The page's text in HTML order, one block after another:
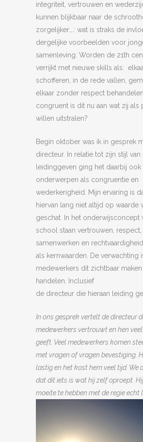
integriteit, vertrouwen en
kunnen blijkbaar naar de
zorgelijker….: wat is straks de
dergelijke voorbeelden voor
samenleving. Worden de 21th
verrijkt met nieuwe skills als:
schofferen, in de rede vallen,
elkaar zonder respect
congruent is dit nu aan wat zij als
willen uitstralen?
Begin oktober was ik in gesprek
directeur. In relatie tot zijn stijl van
leidinggeven ging het daarbij ook
onderwerpen als congruentie en
wederkerigheid. Mijn ervaring is
hiervan lang niet altijd op waarde
geschat. In het onderwijsconcept
school staan vertrouwen, respect,
samenwerken en
als kernwaarden. De verwachting
medewerkers dit zichtbaar maken
handelen. Inclusief
de directeur die hieraan leiding
In ons gesprek vertelt de directeur
medewerkers vertrouwt en hen
geeft. Veel medewerkers komen
met vragen of vragen bevestiging.
lastig en het kost hem veel tijd. We
dat dit iets is wat hij zelf oproept.
moeite te hebben met de regie echt